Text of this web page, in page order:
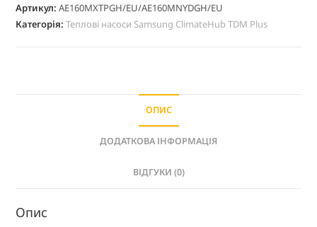
Артикул:AE160MXTPGH/EU/AE160MNYDGH/EU
Категорія:Теплові насоси Samsung ClimateHub TDM Plus
ОПИС
ДОДАТКОВА ІНФОРМАЦІЯ
ВІДГУКИ (0)
Опис